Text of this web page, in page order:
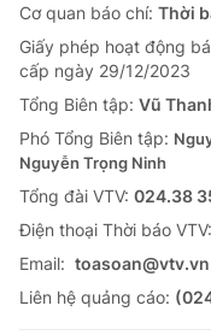
Cơ quan báo chí: Thời
Giấy phép hoạt động
cấp ngày 29/12/2023
Tổng Biên tập: Vũ
Phó Tổng Biên tập:
Nguyễn Trọng Ninh
Tổng đài VTV: 024.38
Ðiện thoại Thời báo VTV:
Email: toasoan@vtv.vn
Liên hệ quảng cáo: